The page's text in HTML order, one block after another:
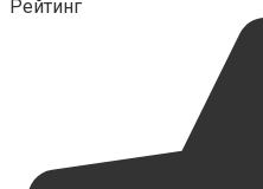
Рейтинг